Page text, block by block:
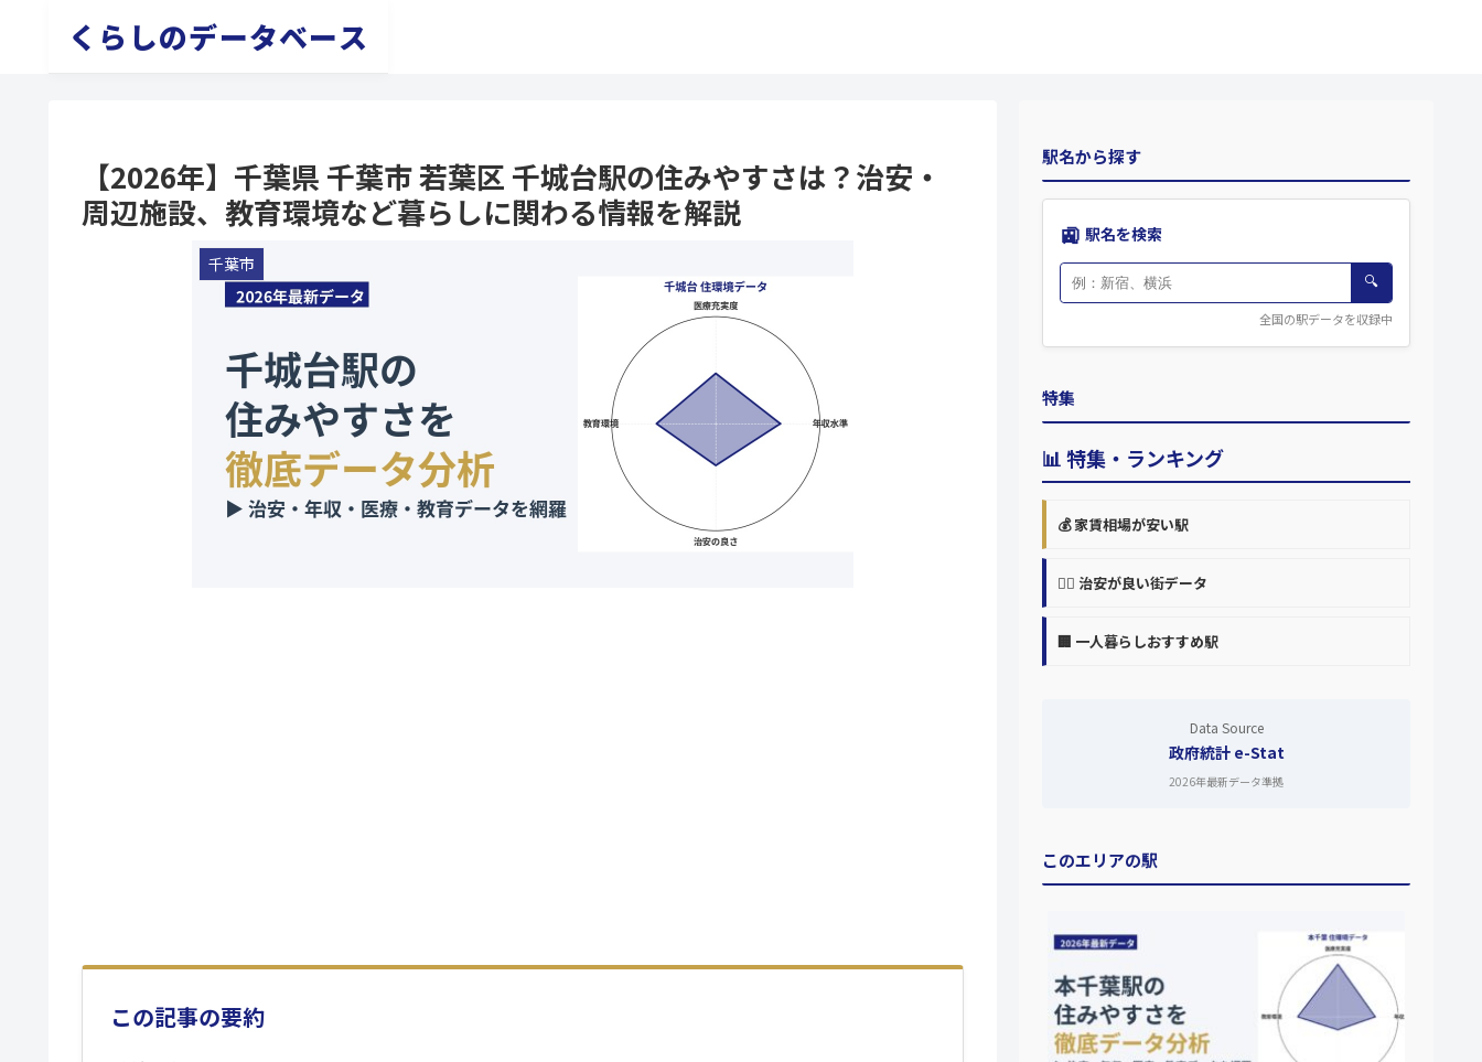
くらしのデータベース
【2026年】千葉県 千葉市 若葉区 千城台駅の住みやすさは？治安・
周辺施設、教育環境など暮らしに関わる情報を解説
千葉市
この記事の要約
駅名から探す
🚉 駅名を検索
🔍
全国の駅データを収録中
特集
📊 特集・ランキング
💰 家賃相場が安い駅
👮‍♀️ 治安が良い街データ
🏢 一人暮らしおすすめ駅
Data Source
政府統計 e-Stat
2026年最新データ準拠
このエリアの駅